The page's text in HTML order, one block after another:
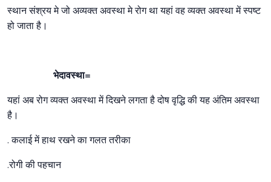
स्थान संश्रय मे जो अव्यक्त अवस्था मे रोग था यहां वह व्यक्त अवस्था में स्पष्ट
हो जाता है।
भेदावस्था=
यहां अब रोग व्यक्त अवस्था में दिखने लगता है दोष वृद्धि की यह अंतिम अवस्था
है।
. कलाई में हाथ रखने का गलत तरीका
.रोगी की पहचान